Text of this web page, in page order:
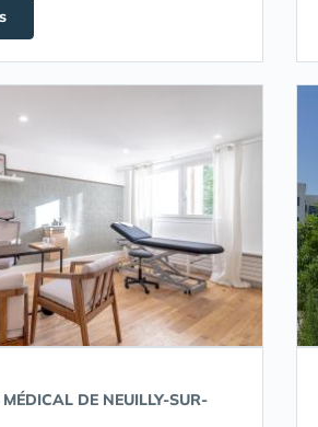
DE NEUILLY-SUR-